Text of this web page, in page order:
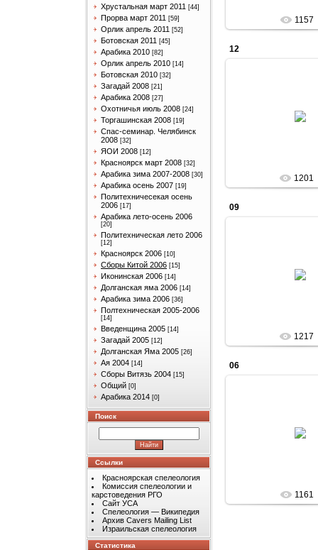
Хрустальная март 2011 [44]
Прорва март 2011 [59]
Орлик апрель 2011 [52]
Ботовская 2011 [45]
Арабика 2010 [82]
Орлик апрель 2010 [14]
Ботовская 2010 [32]
Загадай 2008 [21]
Арабика 2008 [27]
Охотничья июль 2008 [24]
Торгашинская 2008 [19]
Спас-семинар. Челябинск
2008 [32]
ЯОИ 2008 [12]
Красноярск март 2008 [32]
Арабика зима 2007-2008 [30]
Арабика осень 2007 [19]
Политехничесекая осень
2006 [17]
Арабика лето-осень 2006
[20]
Политехническая лето 2006
[12]
Красноярск 2006 [10]
Сборы Китой 2006 [15]
Иконинская 2006 [14]
Долганская яма 2006 [14]
Арабика зима 2006 [36]
Полтехническая 2005-2006
[14]
Введенщина 2005 [14]
Загадай 2005 [12]
Долганская Яма 2005 [26]
Ая 2004 [14]
Сборы Витязь 2004 [15]
Общий [0]
Арабика 2014 [0]
Поиск
Ссылки
Красноярская спелеология
Комиссия спелеологии и
карстоведения РГО
Сайт УСА
Спелеология — Википедия
Архив Cavers Mailing List
Израильская спелеология
Статистика
1157
12
1201
09
1217
06
1161